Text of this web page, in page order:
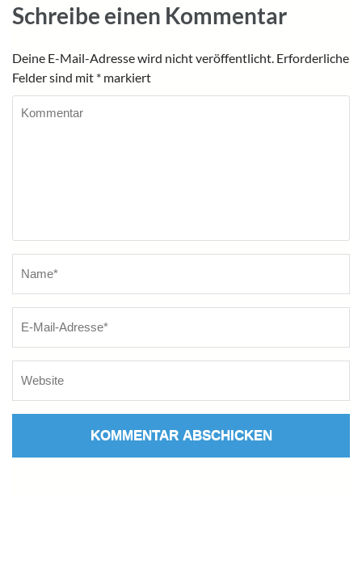
Schreibe einen Kommentar
Deine E-Mail-Adresse wird nicht veröffentlicht. Erforderliche
Felder sind mit * markiert